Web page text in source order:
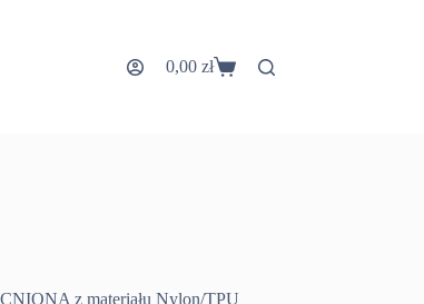
Koszyk
0,00 zł
z materiału Nylon/TPU